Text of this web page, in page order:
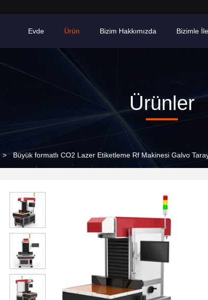
Evde Ürün Bizim Hakkımızda Bizimle
Ürünler
> Büyük formatlı CO2 Lazer Etiketleme Rf Makinesi Galvo